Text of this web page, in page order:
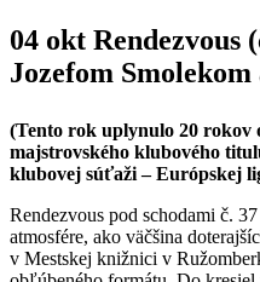
04 okt Rendezvous
Jozefom
(Tento rok uplynulo 20 rokov
majstrovského klubového
klubovej súťaži – Európskej
Rendezvous pod schodami č.
atmosfére, ako väčšina
v Mestskej knižnici v